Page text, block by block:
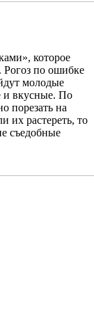
которое
Рогоз по ошибке
молодые
и вкусные. По
порезать на
их растереть, то
съедобные